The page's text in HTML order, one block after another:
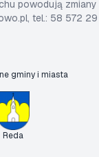
powodują
tel.: 58 572 29
gminy i miasta
Reda